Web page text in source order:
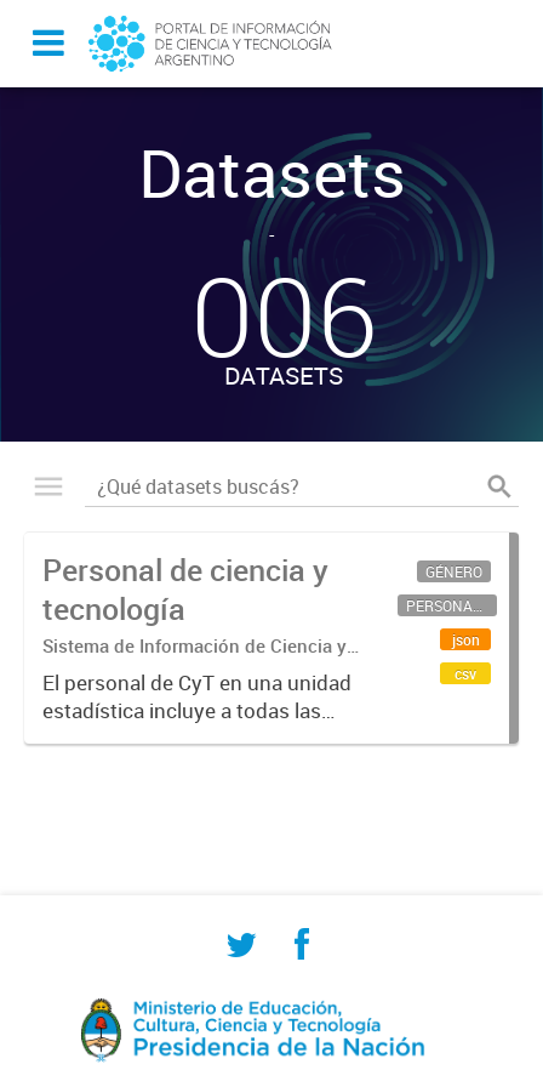
Datasets
-
006
DATASETS
Personal de ciencia y
tecnología
Sistema de Información de Ciencia y
Tecnología Argentino (SICYTAR)
El personal de CyT en una unidad
estadística incluye a todas las
personas involucradas
GÉNERO
PERSONAL CIENTÍFICO-TECNOLÓGICO
json
csv